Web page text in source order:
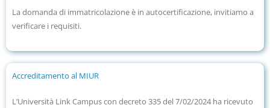
La domanda di immatricolazione è in autocertificazione, invitiamo a
verificare i requisiti.
Accreditamento al MIUR
L’Università Link Campus con decreto 335 del 7/02/2024 ha ricevuto